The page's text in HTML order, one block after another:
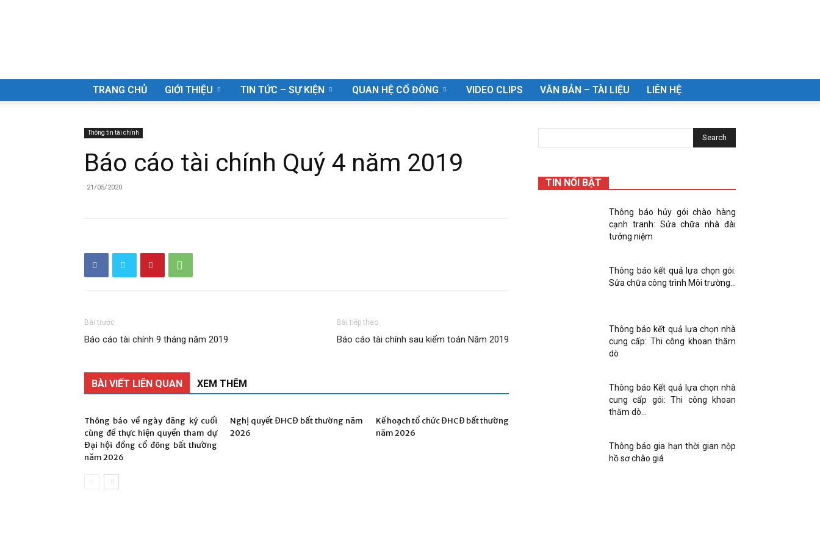
Công
phần
Than
TRANG CHỦ GIỚI THIỆU TIN TỨC – SỰ KIỆN QUAN HỆ CỔ ĐÔNG VIDEO CLIPS VĂN BẢN – TÀI LIỆU LIÊN HỆ
Thông tin tài chính
Báo cáo tài chính Quý 4 năm 2019
21/05/2020
Bài trước
Báo cáo tài chính 9 tháng năm 2019
Bài tiếp theo
Báo cáo tài chính sau kiểm toán Năm 2019
BÀI VIẾT LIÊN QUAN XEM THÊM
Thông báo về ngày đăng ký cuối
cùng để thực hiện quyền tham dự
Đại hội đồng cổ đông bất thường
năm 2026
Nghị quyết ĐHCĐ bất thường năm
2026
Kế hoạch tổ chức ĐHCĐ bất thường
năm 2026
TIN NỔI BẬT
Thông báo hủy gói chào hàng
cạnh tranh: Sửa chữa nhà đài
tưởng niệm
Thông báo kết quả lựa chọn gói:
Sửa chữa công trình Môi trường…
Thông báo kết quả lựa chọn nhà
cung cấp: Thi công khoan thăm
dò
Thông báo Kết quả lựa chọn nhà
cung cấp gói: Thi công khoan
thăm dò…
Thông báo gia hạn thời gian nộp
hồ sơ chào giá